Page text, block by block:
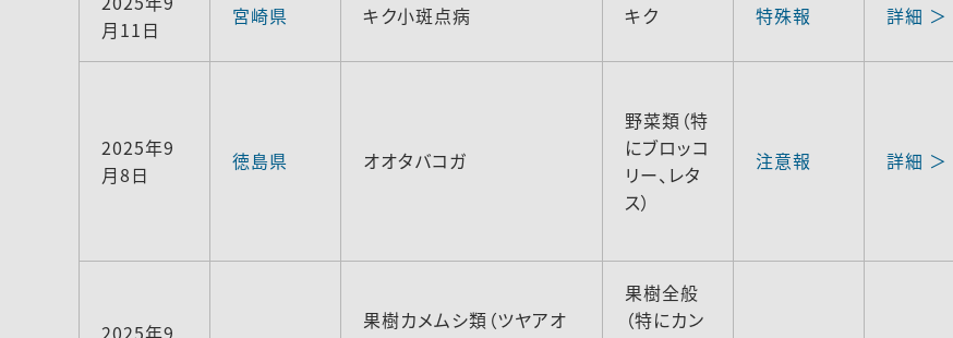
月11日
宮崎県 キク小斑点病 キク 特殊報 詳細 ＞
2025年9
月8日
徳島県 オオタバコガ
野菜類（特
にブロッコ
リー、レタ
ス）
注意報 詳細 ＞
2025年9
果樹カメムシ類（ツヤアオ
果樹全般
（特にカン